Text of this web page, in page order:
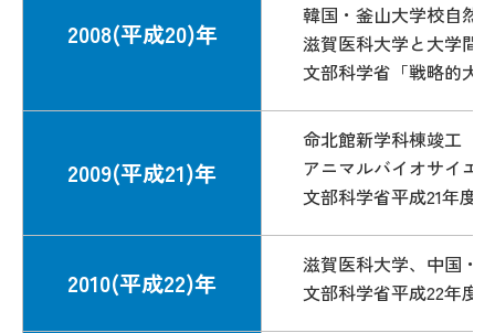
2008(平成20)年
韓国・釜山大学校自然
滋賀医科大学と大学間
文部科学省「戦略的大
2009(平成21)年
命北館新学科棟竣工
アニマルバイオサイエ
文部科学省平成21年度
2010(平成22)年
滋賀医科大学、中国・
文部科学省平成22年度